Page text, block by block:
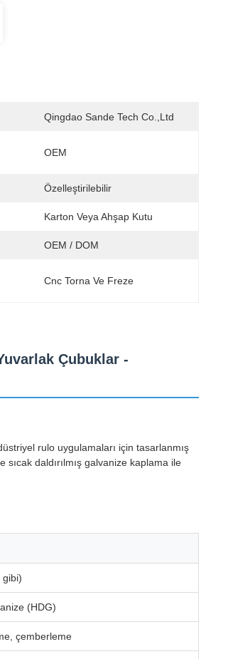
Qingdao Sande Tech Co.,Ltd
OEM
Özelleştirilebilir
Karton Veya Ahşap Kutu
OEM / DOM
Cnc Torna Ve Freze
Çubuklar -
rulo uygulamaları için tasarlanmış
daldırılmış galvanize kaplama ile
gibi)
(HDG)
çemberleme